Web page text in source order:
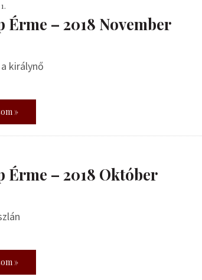
Érme – 2018 November
királynő
»
Érme – 2018 Október
»